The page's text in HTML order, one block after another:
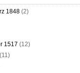
1848 (2)
1517 (12)
(11)